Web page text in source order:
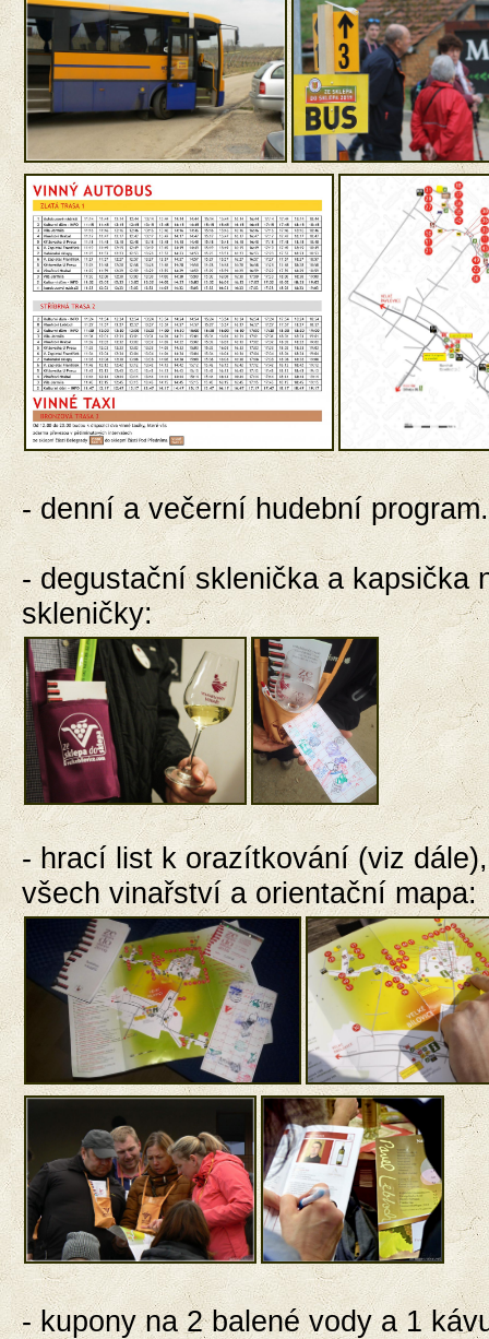
- denní a večerníhudební program.
- degustační skleničkaa kapsička
skleničky:
-hrací list k orazítkování (viz
všech vinařství a orientační mapa:
- kupony na 2 balené vody a 1